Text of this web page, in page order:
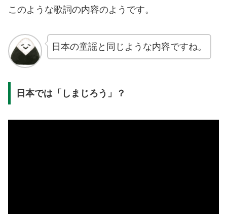
このような歌詞の内容のようです。
日本の童謡と同じような内容ですね。
日本では「しまじろう」？